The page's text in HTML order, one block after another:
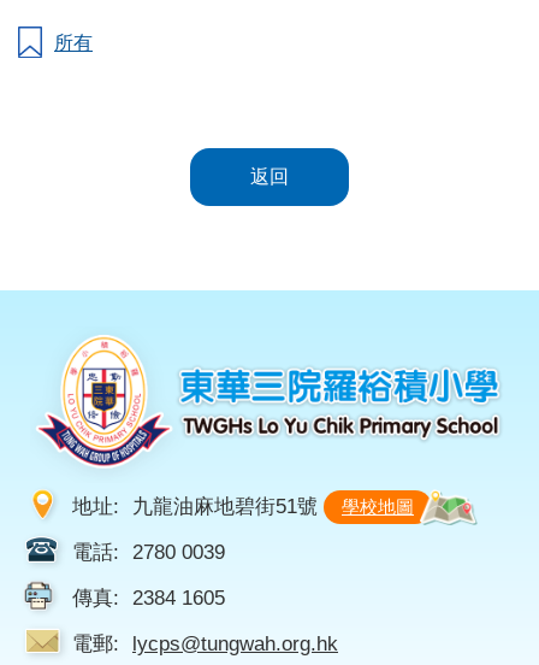
所有
返回
地址: 九龍油麻地碧街51號 學校地圖
電話: 2780 0039
傳真: 2384 1605
電郵: lycps@tungwah.org.hk